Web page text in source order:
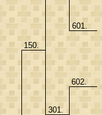
150.
601.
301.
602.